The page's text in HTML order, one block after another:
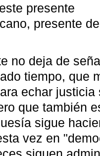
presente
presente
no deja de
tiempo, que
echar justicia
que también
sigue
vez en